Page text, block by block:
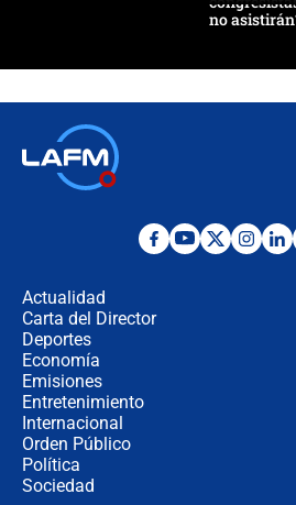
no
¿Por qué
Actualidad
Carta del Director
Deportes
Economía
Emisiones
Entretenimiento
Internacional
Orden Público
Política
Sociedad